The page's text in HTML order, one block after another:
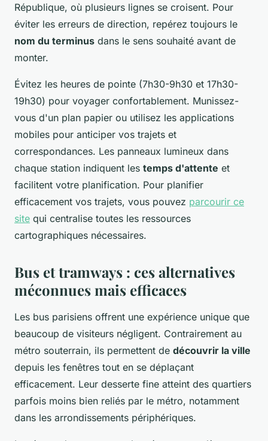
République, où plusieurs lignes se croisent. Pour
éviter les erreurs de direction, repérez toujours le
nom du terminus dans le sens souhaité avant de
monter.
Évitez les heures de pointe (7h30-9h30 et 17h30-
19h30) pour voyager confortablement. Munissez-
vous d'un plan papier ou utilisez les applications
mobiles pour anticiper vos trajets et
correspondances. Les panneaux lumineux dans
chaque station indiquent les temps d'attente et
facilitent votre planification. Pour planifier
efficacement vos trajets, vous pouvez parcourir ce
site qui centralise toutes les ressources
cartographiques nécessaires.
Bus et tramways : ces alternatives
méconnues mais efficaces
Les bus parisiens offrent une expérience unique que
beaucoup de visiteurs négligent. Contrairement au
métro souterrain, ils permettent de découvrir la ville
depuis les fenêtres tout en se déplaçant
efficacement. Leur desserte fine atteint des quartiers
parfois moins bien reliés par le métro, notamment
dans les arrondissements périphériques.